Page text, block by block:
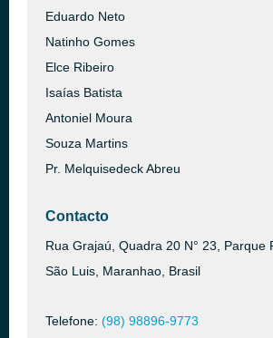
Eduardo Neto
Natinho Gomes
Elce Ribeiro
Isaías Batista
Antoniel Moura
Souza Martins
Pr. Melquisedeck Abreu
Contacto
Rua Grajaú, Quadra 20 N° 23, Parque
São Luis, Maranhao, Brasil
Telefone: (98) 98896-9773